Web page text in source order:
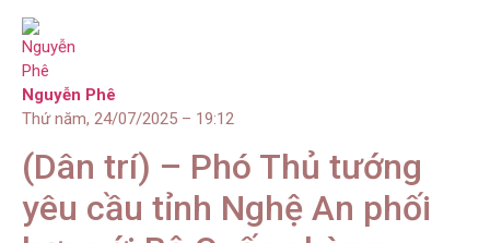
Nguyễn Phê
Thứ năm, 24/07/2025 – 19:12
(Dân trí) – Phó Thủ tướng
yêu cầu tỉnh Nghệ An phối